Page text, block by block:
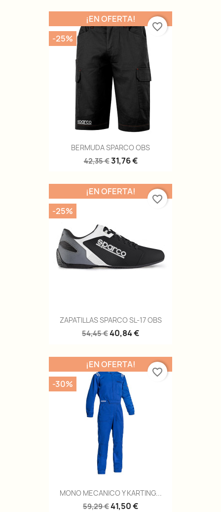
BERMUDA SPARCO OBS
42,35 €31,76 €
¡EN OFERTA!
-25%
favorite_border
ZAPATILLAS SPARCO SL-17 OBS
54,45 €40,84 €
¡EN OFERTA!
-25%
favorite_border
MONO MECANICO Y KARTING...
59,29 €41,50 €
¡EN OFERTA!
-30%
favorite_border